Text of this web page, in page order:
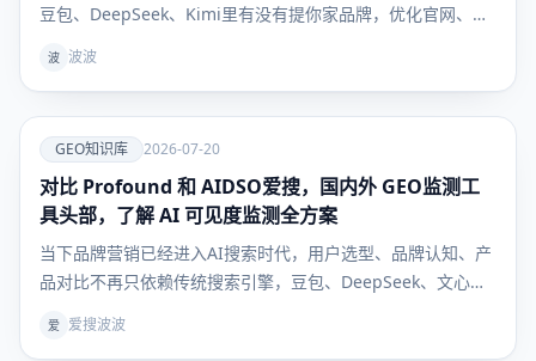
豆包、DeepSeek、Kimi里有没有提你家品牌，优化官网、发
候，根本不看这些。 他们问AI："敏感肌用什么面霜不踩
波 波波
爱
GEO知识
库
GEO知识库 2026-07-20
对比 Profound 和 AIDSO爱搜，国内外 GEO监测工
具头部，了解 AI 可见度监测全方案
当下品牌营销已经进入AI搜索时代，用户选型、品牌认知、产
品对比不再只依赖传统搜索引擎，豆包、DeepSeek、文心一
GEO（生成式引擎优化）彻底解决“如何让AI主动推荐自家品
爱 爱搜波波